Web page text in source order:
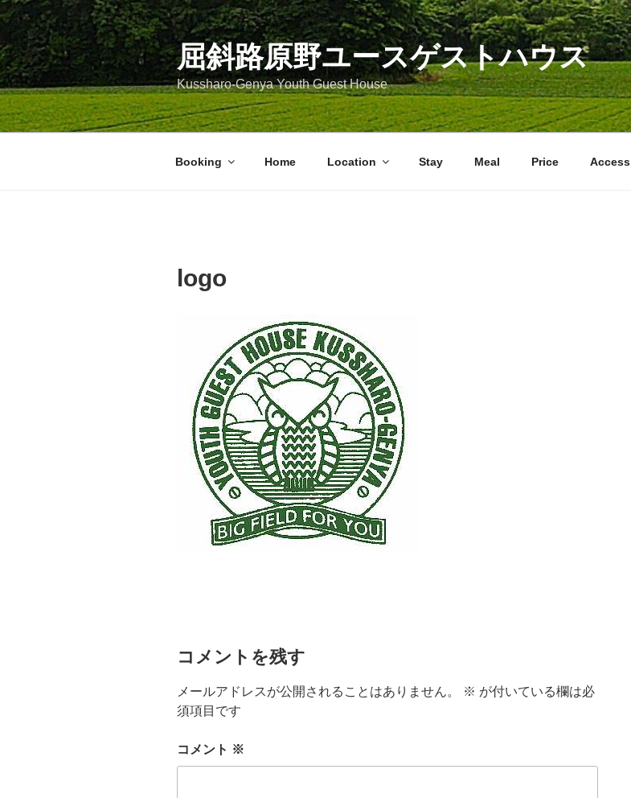
コ
テ
ン
ツ
へ
ス
屈斜路原野ユースゲストハウス
Kussharo-Genya Youth Guest House
Booking Home Location Stay Meal Price Access
logo
コメントを残す
メールアドレスが公開されることはありません。 ※ が付いている欄は必
須項目です
コメント ※